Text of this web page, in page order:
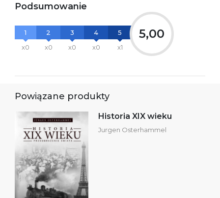
Podsumowanie
1
x0
2
x0
3
x0
4
x0
5
x1
5,00
Powiązane produkty
Historia XIX wieku
Jurgen Osterhammel